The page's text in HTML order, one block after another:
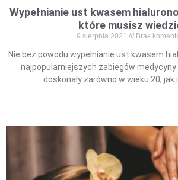
Wypełnianie ust kwasem
które musisz
9 sierpnia 2021 Brak
Nie bez powodu wypełnianie ust kwasem
najpopularniejszych zabiegów
doskonały zarówno w wieku 20, jak